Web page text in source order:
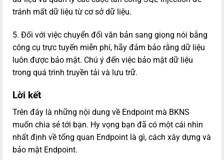
tránh mất dữ liệu từ cơ sở dữ liệu.
5. Đối với việc chuyển đổi văn bản sang giọng nói bằng
công cụ trực tuyến miễn phí, hãy đảm bảo rằng dữ liệu
luôn được bảo mật. Chú ý đến việc bảo mật dữ liệu
trong quá trình truyền tải và lưu trữ.
Lời kết
Trên đây là những nội dung về Endpoint mà BKNS
muốn chia sẻ tới bạn. Hy vọng bạn đã có một cái nhìn
nhất định về tổng quan Endpoint là gì, cách xây dựng và
bảo mật Endpoint.